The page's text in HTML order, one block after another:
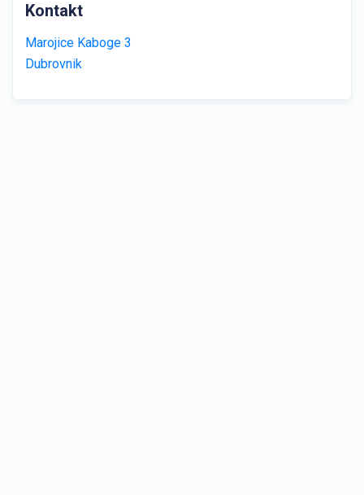
Kontakt
Marojice Kaboge 3
Dubrovnik